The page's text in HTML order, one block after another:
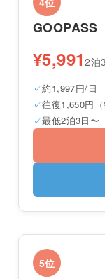
GOOPASS
¥5,9912泊
約1,997円/日
往復1,650円（
最低2泊3日〜
5位